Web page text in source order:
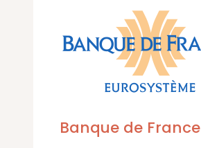
Banque de France